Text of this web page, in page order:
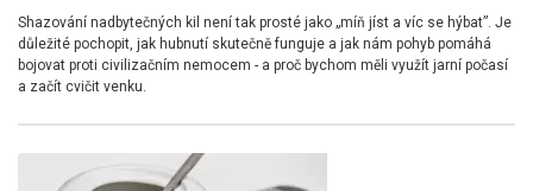
Shazování nadbytečných kil není tak prosté jako „míň jíst a víc se hýbat”. Je
důležité pochopit, jak hubnutí skutečně funguje a jak nám pohyb pomáhá
bojovat proti civilizačním nemocem - a proč bychom měli využít jarní počasí
a začít cvičit venku.